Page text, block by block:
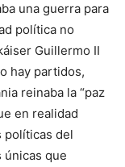
una guerra para
política no
Guillermo II
hay partidos,
reinaba la “paz
en realidad
políticas del
únicas que